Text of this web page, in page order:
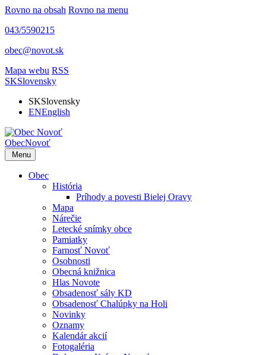
Rovno na obsah Rovno na menu
043/5590215
obec@novot.sk
Mapa webu RSS
SKSlovensky
SKSlovensky
ENEnglish
ObecNovoť
Menu
Obec
História
Príhody a povesti Bielej Oravy
Mapa
Nárečie
Letecké snímky obce
Pamiatky
Farnosť Novoť
Osobnosti
Obecná knižnica
Hlas Novote
Obsadenosť sály KD
Obsadenosť Chalúpky na Holi
Novinky
Oznamy
Kalendár akcií
Fotogaléria